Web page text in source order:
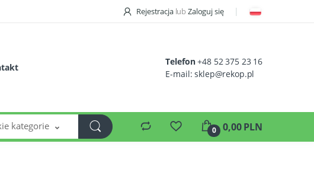
Rejestracja lub Zaloguj się
Telefon +48 52 375 23 16
E-mail:sklep@rekop.pl
kategorie 0 0,00 PLN